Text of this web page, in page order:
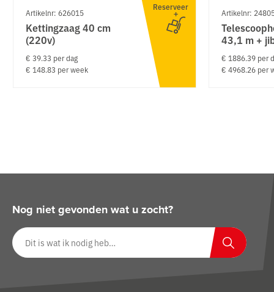
Artikelnr: 626015
Kettingzaag 40 cm
(220v)
€ 39.33 per dag
€ 148.83 per week
Reserveer
Artikelnr:
43,1 m +
€ 1886.39 per
€ 4968.26 per
Nog niet gevonden wat u zocht?
Zoeken op website
Zoeken